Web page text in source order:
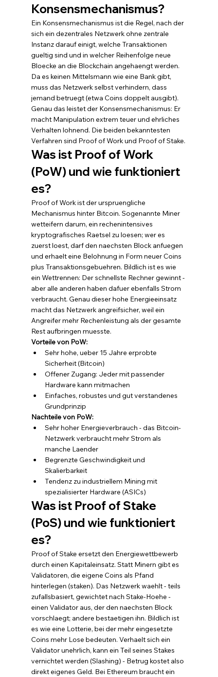
Konsensmechanismus?
Ein Konsensmechanismus ist die Regel, nach der
sich ein dezentrales Netzwerk ohne zentrale
Instanz darauf einigt, welche Transaktionen
gueltig sind und in welcher Reihenfolge neue
Bloecke an die Blockchain angehaengt werden.
Da es keinen Mittelsmann wie eine Bank gibt,
muss das Netzwerk selbst verhindern, dass
jemand betruegt (etwa Coins doppelt ausgibt).
Genau das leistet der Konsensmechanismus: Er
macht Manipulation extrem teuer und ehrliches
Verhalten lohnend. Die beiden bekanntesten
Verfahren sind Proof of Work und Proof of Stake.
Was ist Proof of Work
(PoW) und wie funktioniert
es?
Proof of Work ist der urspruengliche
Mechanismus hinter Bitcoin. Sogenannte Miner
wetteifern darum, ein rechenintensives
kryptografisches Raetsel zu loesen; wer es
zuerst loest, darf den naechsten Block anfuegen
und erhaelt eine Belohnung in Form neuer Coins
plus Transaktionsgebuehren. Bildlich ist es wie
ein Wettrennen: Der schnellste Rechner gewinnt -
aber alle anderen haben dafuer ebenfalls Strom
verbraucht. Genau dieser hohe Energieeinsatz
macht das Netzwerk angreifsicher, weil ein
Angreifer mehr Rechenleistung als der gesamte
Rest aufbringen muesste.
Vorteile von PoW:
Sehr hohe, ueber 15 Jahre erprobte
Sicherheit (Bitcoin)
Offener Zugang: Jeder mit passender
Hardware kann mitmachen
Einfaches, robustes und gut verstandenes
Grundprinzip
Nachteile von PoW:
Sehr hoher Energieverbrauch - das Bitcoin-
Netzwerk verbraucht mehr Strom als
manche Laender
Begrenzte Geschwindigkeit und
Skalierbarkeit
Tendenz zu industriellem Mining mit
spezialisierter Hardware (ASICs)
Was ist Proof of Stake
(PoS) und wie funktioniert
es?
Proof of Stake ersetzt den Energiewettbewerb
durch einen Kapitaleinsatz. Statt Minern gibt es
Validatoren, die eigene Coins als Pfand
hinterlegen (staken). Das Netzwerk waehlt - teils
zufallsbasiert, gewichtet nach Stake-Hoehe -
einen Validator aus, der den naechsten Block
vorschlaegt; andere bestaetigen ihn. Bildlich ist
es wie eine Lotterie, bei der mehr eingesetzte
Coins mehr Lose bedeuten. Verhaelt sich ein
Validator unehrlich, kann ein Teil seines Stakes
vernichtet werden (Slashing) - Betrug kostet also
direkt eigenes Geld. Bei Ethereum braucht ein